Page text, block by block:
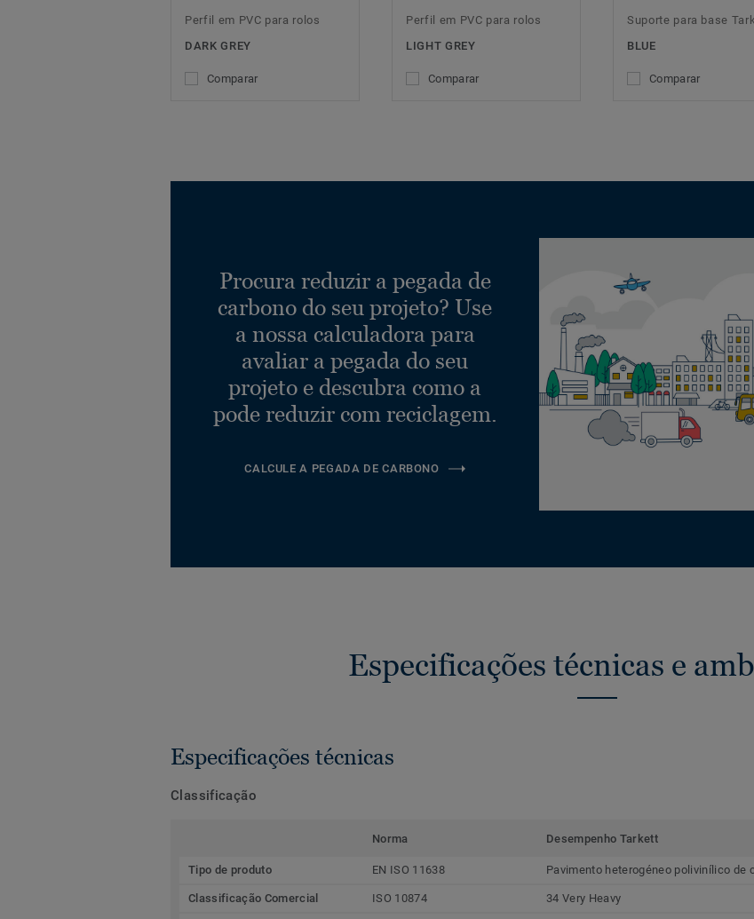
Perfil em PVC para rolos
DARK GREY
Comparar
Perfil em PVC para rolos
LIGHT GREY
Comparar
Suporte para base
BLUE
Comparar
Procura reduzir a pegada de
carbono do seu projeto? Use
a nossa calculadora para
avaliar a pegada do seu
projeto e descubra como a
pode reduzir com reciclagem.
CALCULE A PEGADA DE CARBONO
Especificações técnicas e
Especificações técnicas
Classificação
Norma Desempenho Tarkett
Tipo de produto EN ISO 11638 Pavimento heterogéneo polivinílico de
Classificação Comercial ISO 10874 34 Very Heavy